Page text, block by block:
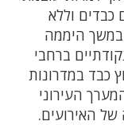
כבדים וללא
במשך היממה
ברחבי
כבד במדרונות
העירוני
האירועים.